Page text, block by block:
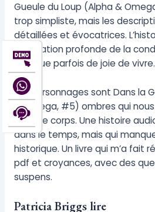
Gueule du Loup (Alpha &
trop simpliste, mais les
détaillées et évocatrices.
exploration profonde de la
manque parfois de joie de vivre.
Les personnages sont Dans la
& Omega, #5) ombres qui
en ligne corps. Une histoire
dans le temps, mais qui
historique. Un livre qui m’a fait
pdf et croyances, avec des
suspens.
Patricia Briggs lire